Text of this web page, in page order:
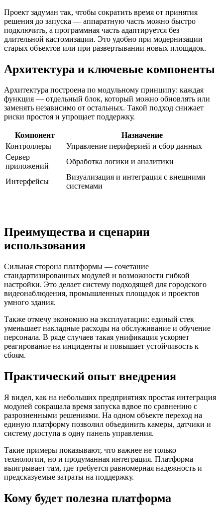
Проект задуман так, чтобы сократить время от принятия
решения до запуска — аппаратную часть можно быстро
подключить, а программная часть адаптируется без
длительной кастомизации. Это удобно при модернизации
старых объектов или при развертывании новых площадок.
Архитектура и ключевые компоненты
Архитектура построена по модульному принципу: каждая
функция — отдельный блок, который можно обновлять или
заменять независимо от остальных. Такой подход снижает
риски простоя и упрощает поддержку.
Компонент
Назначение
Контроллеры
Управление периферией и сбор данных
Сервер
приложений
Обработка логики и аналитики
Интерфейсы
Визуализация и интеграция с внешними
системами
Преимущества и сценарии
использования
Сильная сторона платформы — сочетание
стандартизированных модулей и возможности гибкой
настройки. Это делает систему подходящей для городского
видеонаблюдения, промышленных площадок и проектов
умного здания.
Также отмечу экономию на эксплуатации: единый стек
уменьшает накладные расходы на обслуживание и обучение
персонала. В ряде случаев такая унификация ускоряет
реагирование на инциденты и повышает устойчивость к
сбоям.
Практический опыт внедрения
Я видел, как на небольших предприятиях простая интеграция
модулей сокращала время запуска вдвое по сравнению с
разрозненными решениями. На одном объекте переход на
единую платформу позволил объединить камеры, датчики и
систему доступа в одну панель управления.
Такие примеры показывают, что важнее не только
технологии, но и продуманная интеграция. Платформа
выигрывает там, где требуется равномерная надежность и
предсказуемые затраты на поддержку.
Кому будет полезна платформа